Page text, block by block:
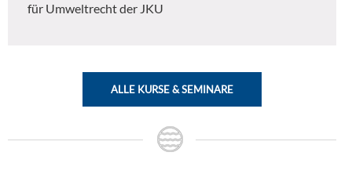
für Umweltrecht der JKU
ALLE KURSE & SEMINARE